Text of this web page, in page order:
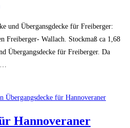
und Übergansgdecke für Freiberger:
Freiberger- Wallach. Stockmaß ca 1,68
Übergangsdecke für Freiberger. Da
Hannoveraner